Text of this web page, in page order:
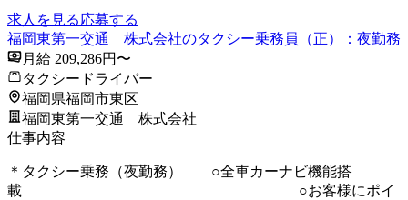
求人を見る応募する
福岡東第一交通 株式会社のタクシー乗務員（正）：夜勤務
月給 209,286円〜
タクシードライバー
福岡県福岡市東区
福岡東第一交通 株式会社
仕事内容
＊タクシー乗務（夜勤務） ○全車カーナビ機能搭
載 ○お客様にポイ